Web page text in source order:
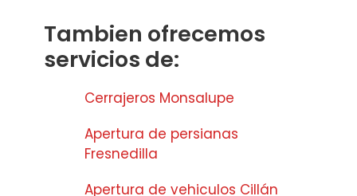
Tambien ofrecemos
servicios de:
Cerrajeros Monsalupe
Apertura de persianas
Fresnedilla
Apertura de vehiculos Cillán